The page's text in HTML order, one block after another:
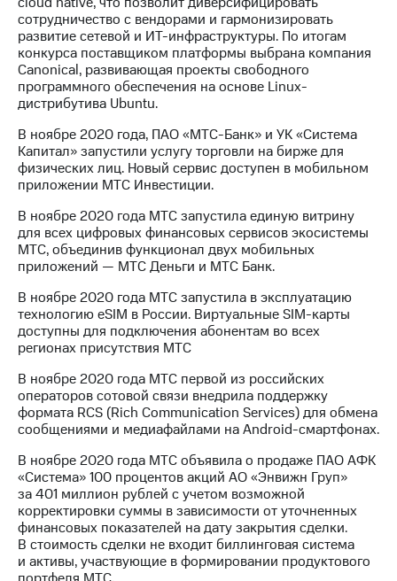
сотрудничество с вендорами и гармонизировать
развитие сетевой и ИТ-инфраструктуры. По итогам
конкурса поставщиком платформы выбрана компания
Canonical, развивающая проекты свободного
программного обеспечения на основе Linux-
дистрибутива Ubuntu.
В ноябре 2020 года, ПАО «МТС-Банк» и УК «Система
Капитал» запустили услугу торговли на бирже для
физических лиц. Новый сервис доступен в мобильном
приложении МТС Инвестиции.
В ноябре 2020 года МТС запустила единую витрину
для всех цифровых финансовых сервисов экосистемы
МТС, объединив функционал двух мобильных
приложений — МТС Деньги и МТС Банк.
В ноябре 2020 года МТС запустила в эксплуатацию
технологию eSIM в России. Виртуальные SIM-карты
доступны для подключения абонентам во всех
регионах присутствия МТС
В ноябре 2020 года МТС первой из российских
операторов сотовой связи внедрила поддержку
формата RCS (Rich Сommunication Services) для обмена
сообщениями и медиафайлами на Android-смартфонах.
В ноябре 2020 года МТС объявила о продаже ПАО АФК
«Система» 100 процентов акций АО «Энвижн Груп»
за 401 миллион рублей с учетом возможной
корректировки суммы в зависимости от уточненных
финансовых показателей на дату закрытия сделки.
В стоимость сделки не входит биллинговая система
и активы, участвующие в формировании продуктового